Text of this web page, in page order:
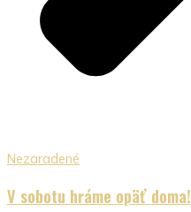
Nezaradené
V sobotu hráme opäť doma!